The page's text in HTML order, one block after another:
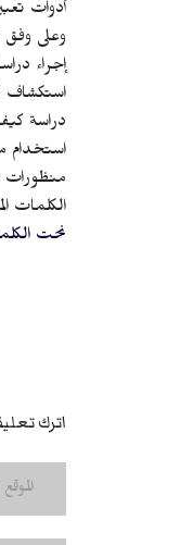
أدوات
وعلى
إجراء
استكشاف
دراسة
استخدام
الكلمات
نحت
اترك